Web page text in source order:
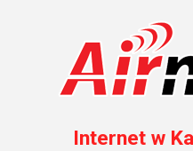
Internet w